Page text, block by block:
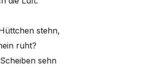
stehn,
ruht?
sehn